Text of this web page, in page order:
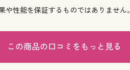
性能を保証するものではありません。
この商品の口コミをもっと見る